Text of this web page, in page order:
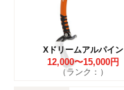
Xドリームアルパイン
12,000〜15,000円
（ランク：）